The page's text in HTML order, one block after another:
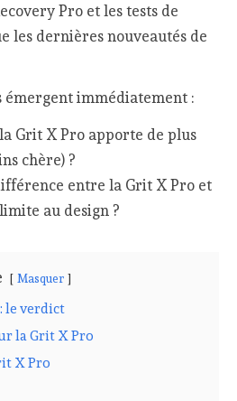
Pro et les tests de
les dernières nouveautés de
émergent immédiatement :
la Grit X Pro apporte de plus
chère) ?
entre la Grit X Pro et
au design ?
Masquer
le verdict
la Grit X Pro
X Pro